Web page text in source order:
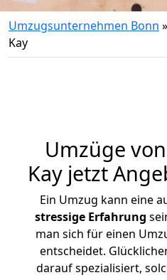
Umzugsunternehmen Bonn »
Kay
Umzüge
Kay jetzt
Ein Umzug kann eine
stressige Erfahrung
man sich für einen
entscheidet.
darauf spezialisiert,